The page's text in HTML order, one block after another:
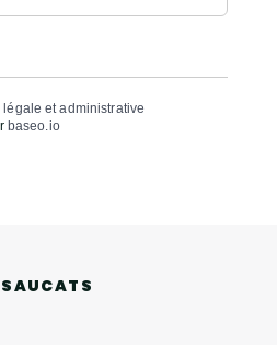
et administrative
baseo.io